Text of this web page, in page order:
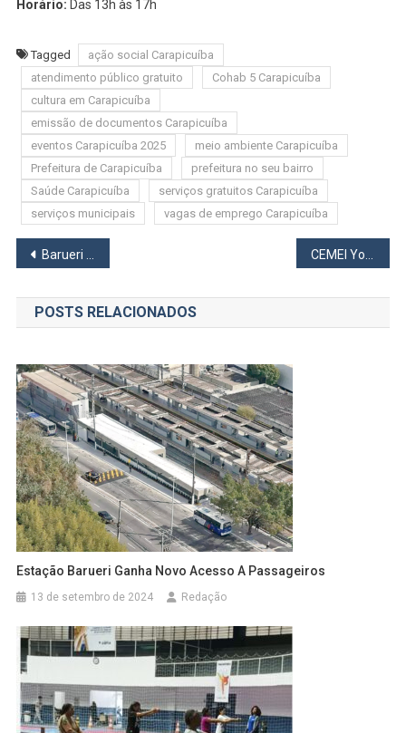
Horário: Das 13h às 17h
Tagged
ação social Carapicuíba
atendimento público gratuito
Cohab 5 Carapicuíba
cultura em Carapicuíba
emissão de documentos Carapicuíba
eventos Carapicuíba 2025
meio ambiente Carapicuíba
Prefeitura de Carapicuíba
prefeitura no seu bairro
Saúde Carapicuíba
serviços gratuitos Carapicuíba
serviços municipais
vagas de emprego Carapicuíba
Navegação
de
Post
Barueri abre novas turmas da Oficina de Libras com aulas gratuitas e presenciais!
POSTS RELACIONADOS
Estação Barueri Ganha Novo Acesso A Passageiros
13 de setembro de 2024 Redação